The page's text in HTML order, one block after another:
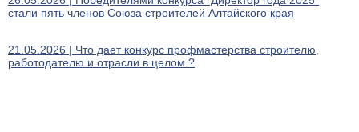
стали пять членов Союза строителей Алтайского края
21.05.2026 | Что дает конкурс профмастерства строителю,
работодателю и отрасли в целом ?